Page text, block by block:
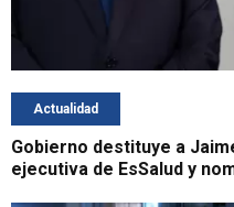
Actualidad
Gobierno destituye a
ejecutiva de EsSalud y